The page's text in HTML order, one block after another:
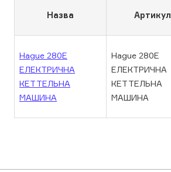
Назва Артикул
Hague 280E
ЕЛЕКТРИЧНА
КЕТТЕЛЬНА
МАШИНА
Hague 280E
ЕЛЕКТРИЧНА
КЕТТЕЛЬНА
МАШИНА